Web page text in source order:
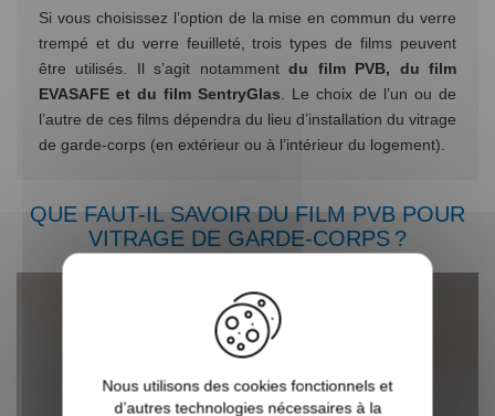
Si vous choisissez l’option de la mise en commun du verre
trempé et du verre feuilleté, trois types de films peuvent
être utilisés. Il s’agit notammentdu film PVB, du film
EVASAFE et du film SentryGlas . Le choix de l’un ou de
l’autre de ces films dépendra du lieu d’installation du vitrage
de garde-corps (en extérieur ou à l’intérieur du logement).
QUE FAUT-IL SAVOIR DU FILM PVB POUR
VITRAGE DE GARDE-CORPS ?
Nous utilisons des cookies fonctionnels et
d’autres technologies nécessaires à la